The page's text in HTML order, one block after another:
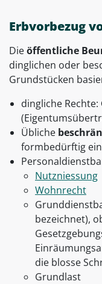
Erbvorbezug
Dieöffentliche
dinglichen oder
Grundstücken
dingliche Rechte:
Übliche
formbedürftig
Nutzniessung
Wohnrecht
bezeichnet),
die blosse
Grundlast